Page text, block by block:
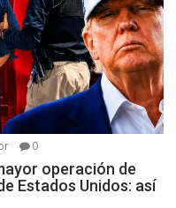
0
operación de
Estados Unidos: así